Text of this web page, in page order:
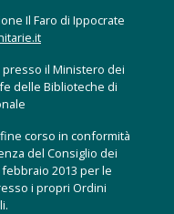
Il Faro di Ippocrate
presso il Ministero dei
delle Biblioteche di
corso in conformità
del Consiglio dei
2013 per le
i propri Ordini